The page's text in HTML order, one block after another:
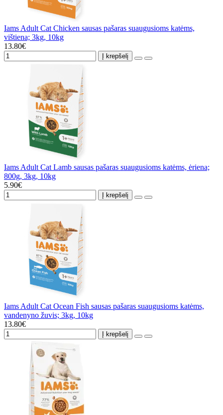
Iams Adult Cat Chicken sausas pašaras suaugusioms katėms,
vištiena; 3kg, 10kg
13.80€
Į krepšelį
Iams Adult Cat Lamb sausas pašaras suaugusioms katėms, ėriena;
800g, 3kg, 10kg
5.90€
Į krepšelį
Iams Adult Cat Ocean Fish sausas pašaras suaugusioms katėms,
vandenyno žuvis; 3kg, 10kg
13.80€
Į krepšelį